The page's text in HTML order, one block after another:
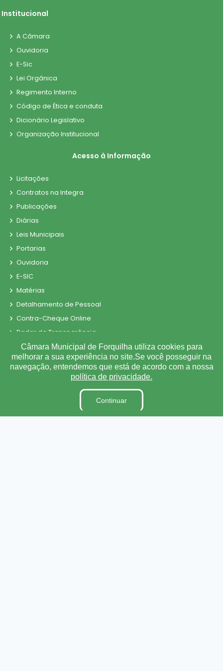
Institucional
A Câmara
Ouvidoria
E-Sic
Lei Orgânica
Regimento Interno
Código de Ética e conduta
Dicionário Legislativo
Organização Institucional
Acesso à Informação
Licitações
Contratos na Integra
Publicações
Diárias
Leis Municipais
Portarias
Ouvidoria
E-SIC
Matérias
Detalhamento de Pessoal
Contra-Cheque Online
Radar da Transparência
LAI
Estagiários
Perguntas e Respostas
Tabela de Diárias
Câmara Municipal de Forquilha utiliza cookies para
melhorar a sua experiência no site.Se você posseguir na
navegação, entendemos que está de acordo com a nossa
política de privacidade.
Continuar